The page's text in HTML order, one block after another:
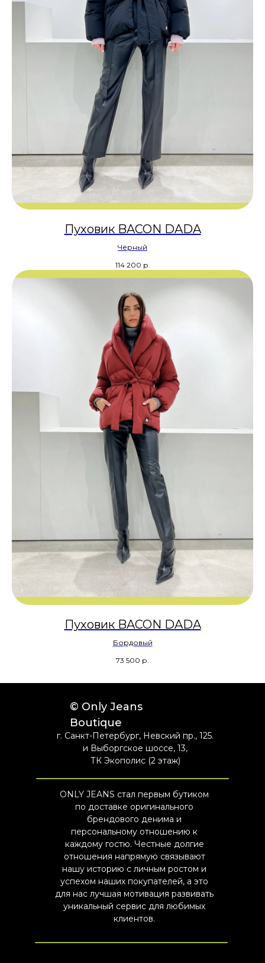
Пуховик BACON DADA
Чёрный
114 200 р.
Пуховик BACON DADA
Бордовый
73 500 р.
ONLY JEANS стал первым бутиком
по доставке оригинального
брендового денима и
персональному отношению к
каждому гостю. Честные долгие
отношения напрямую связывают
нашу историю с личным ростом и
успехом наших покупателей, а это
для нас лучшая мотивация развивать
уникальный сервис для любимых
клиентов.
г. Санкт-Петербург, Невский пр., 125.
и Выборгское шоссе, 13,
ТК Экополис (2 этаж)
© Only Jeans
Boutique